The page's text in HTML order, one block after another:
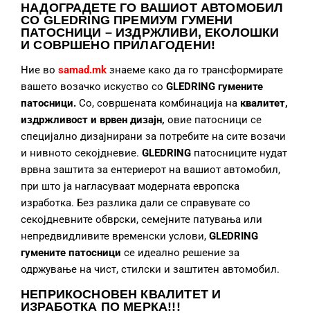
НАДОГРАДЕТЕГО ВАШИОТ АВТОМОБИЛ
СО GLEDRING ПРЕМИУМ ГУМЕНИ
ПАТОСНИЦИ – ИЗДРЖЛИВИ, ЕКОЛОШКИ
И СОВРШЕНО ПРИЛАГОДЕНИ!
Ние во samad.mk знаеме како да го трансформирате
вашето возачко искуство со GLEDRING гумените
патосници. Со, совршената комбинација на квалитет,
издржливост и врвен дизајн, овие патосници се
специјално дизајнирани за потребите на сите возачи
и нивното секојдневие. GLEDRING патосниците нудат
врвна заштита за ентериерот на вашиот автомобил,
при што ја нагласуваат модерната европска
изработка. Без разлика дали се справувате со
секојдневните обврски, семејните патувања или
непредвидливите временски услови, GLEDRING
гумените патосници се идеално решение за
одржување на чист, стилски и заштитен автомобил.
НЕПРИКОСНОВЕН КВАЛИТЕТ И
ИЗРАБОТКА ПО МЕРКА!!!